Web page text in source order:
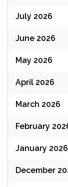
July 2026
June 2026
May 2026
April 2026
March 2026
February
January 2026
December